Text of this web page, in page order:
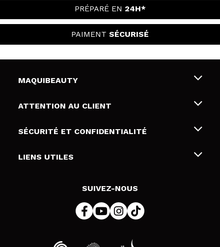
PRÉPARÉ EN 24H*
PAIMENT SÉCURISÉ
MAQUIBEAUTY
Qui sommes nous
Cartes-cadeaux
ATTENTION AU CLIENT
Livraison & retour
Modes de paiement
SÉCURITÉ ET CONFIDENTIALITÉ
Conditions et confidentialité
LIENS UTILES
SUIVEZ-NOUS